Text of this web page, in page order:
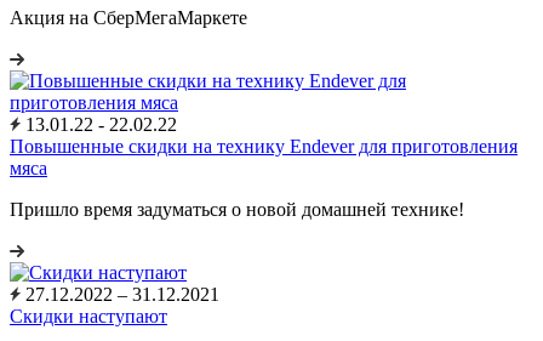
Акция на СберМегаМаркете
13.01.22 - 22.02.22
Повышенные скидки на технику Endever для приготовления
мяса
Пришло время задуматься о новой домашней технике!
27.12.2022 – 31.12.2021
Скидки наступают